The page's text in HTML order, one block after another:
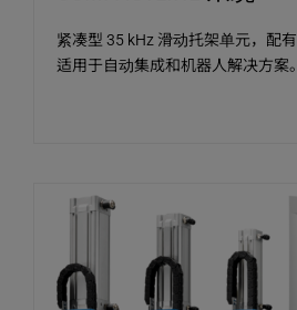
紧凑型 35 kHz 滑动托架单元，配
适用于自动集成和机器人解决方案。